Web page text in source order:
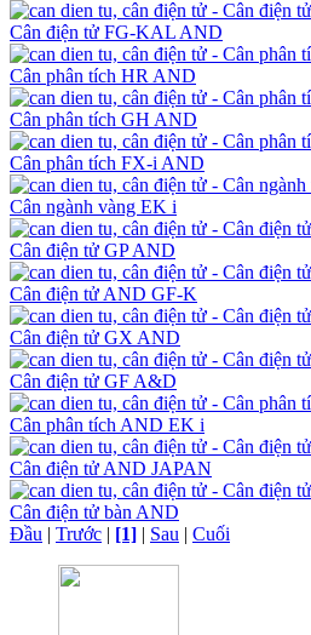
Cân điện tử FG-KAL AND
Cân phân tích HR AND
Cân phân tích GH AND
Cân phân tích FX-i AND
Cân ngành vàng EK i
Cân điện tử GP AND
Cân điện tử AND GF-K
Cân điện tử GX AND
Cân điện tử GF A&D
Cân phân tích AND EK i
Cân điện tử AND JAPAN
Cân điện tử bàn AND
Đầu | Trước | [1] | Sau | Cuối